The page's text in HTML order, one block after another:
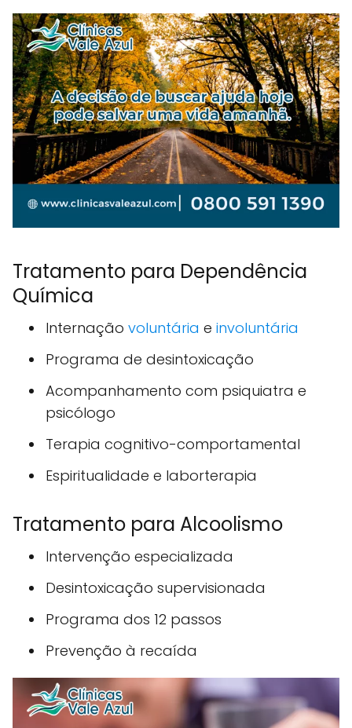
Tratamento para Dependência
Química
Internação voluntária e involuntária
Programa de desintoxicação
Acompanhamento com psiquiatra e
psicólogo
Terapia cognitivo-comportamental
Espiritualidade e laborterapia
Tratamento para Alcoolismo
Intervenção especializada
Desintoxicação supervisionada
Programa dos 12 passos
Prevenção à recaída